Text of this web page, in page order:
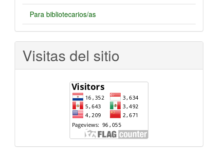
Para bibliotecarios/as
Visitas del sitio